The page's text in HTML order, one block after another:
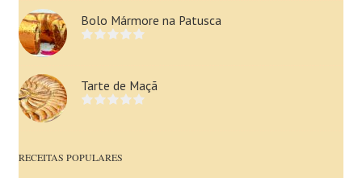
Bolo Mármore na Patusca
Tarte de Maçã
RECEITAS POPULARES